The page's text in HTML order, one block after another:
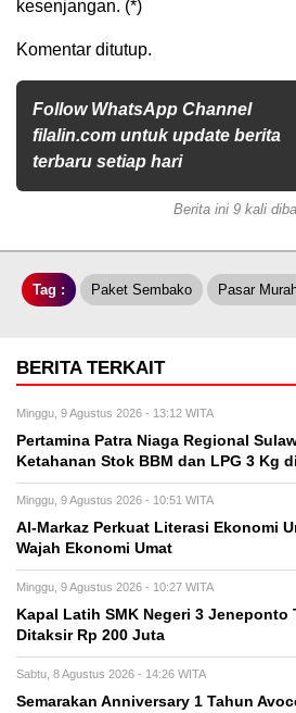
kesenjangan. (*)
Komentar ditutup.
Follow WhatsApp Channel
filalin.com untuk update berita
terbaru setiap hari
Berita ini 9 kali
Tag : Paket Sembako Pasar
BERITA TERKAIT
Minggu, 9 Agustus 2026 - 13:12 WITA
Pertamina Patra Niaga Regional
Ketahanan Stok BBM dan LPG 3 Kg
Minggu, 9 Agustus 2026 - 10:51 WITA
Al-Markaz Perkuat Literasi Ekonomi
Wajah Ekonomi Umat
Minggu, 9 Agustus 2026 - 10:27 WITA
Kapal Latih SMK Negeri 3 Jeneponto
Ditaksir Rp 200 Juta
Sabtu, 8 Agustus 2026 - 14:26 WITA
Semarakan Anniversary 1 Tahun